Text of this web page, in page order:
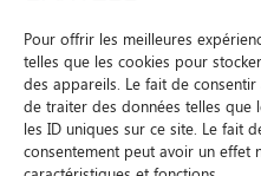
Pour offrir les meilleures
telles que les cookies pour
des appareils. Le fait de
de traiter des données telles
les ID uniques sur ce site. Le fait
consentement peut avoir un effet
* J’ai lu et accepte lapolitique de